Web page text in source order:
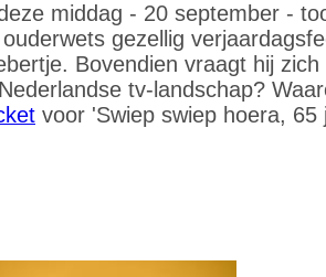
middag - 20 september -
gezellig
Bovendien vraagt hij
tv-landschap?
voor 'Swiep swiep hoera,